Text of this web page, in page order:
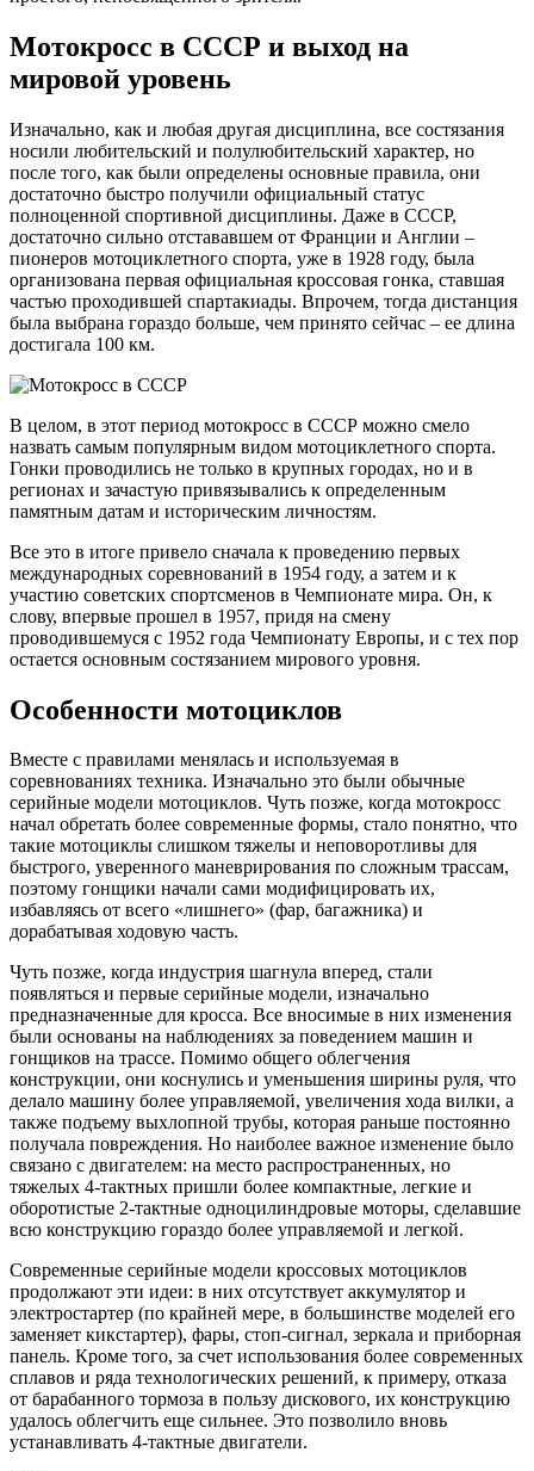
Мотокросс в СССР и выход на
мировой уровень
Изначально, как и любая другая дисциплина, все состязания
носили любительский и полулюбительский характер, но
после того, как были определены основные правила, они
достаточно быстро получили официальный статус
полноценной спортивной дисциплины. Даже в СССР,
достаточно сильно отстававшем от Франции и Англии –
пионеров мотоциклетного спорта, уже в 1928 году, была
организована первая официальная кроссовая гонка, ставшая
частью проходившей спартакиады. Впрочем, тогда дистанция
была выбрана гораздо больше, чем принято сейчас – ее длина
достигала 100 км.
В целом, в этот период мотокросс в СССР можно смело
назвать самым популярным видом мотоциклетного спорта.
Гонки проводились не только в крупных городах, но и в
регионах и зачастую привязывались к определенным
памятным датам и историческим личностям.
Все это в итоге привело сначала к проведению первых
международных соревнований в 1954 году, а затем и к
участию советских спортсменов в Чемпионате мира. Он, к
слову, впервые прошел в 1957, придя на смену
проводившемуся с 1952 года Чемпионату Европы, и с тех пор
остается основным состязанием мирового уровня.
Особенности мотоциклов
Вместе с правилами менялась и используемая в
соревнованиях техника. Изначально это были обычные
серийные модели мотоциклов. Чуть позже, когда мотокросс
начал обретать более современные формы, стало понятно, что
такие мотоциклы слишком тяжелы и неповоротливы для
быстрого, уверенного маневрирования по сложным трассам,
поэтому гонщики начали сами модифицировать их,
избавляясь от всего «лишнего» (фар, багажника) и
дорабатывая ходовую часть.
Чуть позже, когда индустрия шагнула вперед, стали
появляться и первые серийные модели, изначально
предназначенные для кросса. Все вносимые в них изменения
были основаны на наблюдениях за поведением машин и
гонщиков на трассе. Помимо общего облегчения
конструкции, они коснулись и уменьшения ширины руля, что
делало машину более управляемой, увеличения хода вилки, а
также подъему выхлопной трубы, которая раньше постоянно
получала повреждения. Но наиболее важное изменение было
связано с двигателем: на место распространенных, но
тяжелых 4-тактных пришли более компактные, легкие и
оборотистые 2-тактные одноцилиндровые моторы, сделавшие
всю конструкцию гораздо более управляемой и легкой.
Современные серийные модели кроссовых мотоциклов
продолжают эти идеи: в них отсутствует аккумулятор и
электростартер (по крайней мере, в большинстве моделей его
заменяет кикстартер), фары, стоп-сигнал, зеркала и приборная
панель. Кроме того, за счет использования более современных
сплавов и ряда технологических решений, к примеру, отказа
от барабанного тормоза в пользу дискового, их конструкцию
удалось облегчить еще сильнее. Это позволило вновь
устанавливать 4-тактные двигатели.